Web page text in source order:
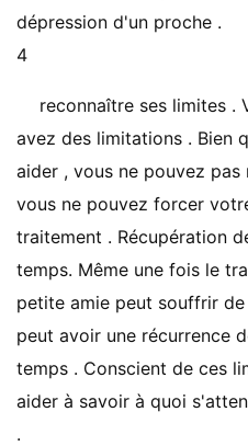
dépression d'un proche .
4
reconnaître ses limites .
avez des limitations . Bien
aider , vous ne pouvez
vous ne pouvez forcer
traitement . Récupération
temps. Même une fois le
petite amie peut souffrir
peut avoir une récurrence
temps . Conscient de ces
aider à savoir à quoi
.